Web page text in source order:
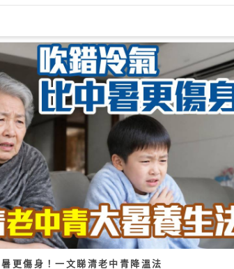
更傷身！一文睇清老中青降溫法